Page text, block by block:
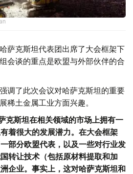
萨克斯坦代表团出席了大会框架下
会谈的重点是欧盟与外部伙伴的合
调了此次会议对哈萨克斯坦的重要
稀土金属工业方面兴趣。
克斯坦在相关领域的市场上拥有一
着很大的发展潜力。在大会框架
部分欧盟代表，以及一些对行业发
转让技术（包括原材料提取和加
企业。事实上，这对哈萨克斯坦和